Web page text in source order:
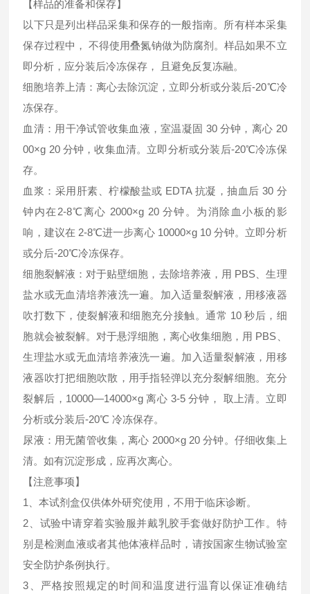
【样品的准备和保存】
以下只是列出样品采集和保存的一般指南。所有样本采集
保存过程中， 不得使用叠氮钠做为防腐剂。样品如果不立
即分析，应分装后冷冻保存， 且避免反复冻融。
细胞培养上清：离心去除沉淀，立即分析或分装后-20℃冷
冻保存。
血清：用干净试管收集血液，室温凝固 30 分钟，离心 20
00×g 20 分钟，收集血清。立即分析或分装后-20℃冷冻保
存。
血浆：采用肝素、柠檬酸盐或 EDTA 抗凝，抽血后 30 分
钟内在2-8℃离心 2000×g 20 分钟。为消除血小板的影
响，建议在 2-8℃进一步离心 10000×g 10 分钟。立即分析
或分后-20℃冷冻保存。
细胞裂解液：对于贴壁细胞，去除培养液，用 PBS、生理
盐水或无血清培养液洗一遍。加入适量裂解液，用移液器
吹打数下，使裂解液和细胞充分接触。通常 10 秒后，细
胞就会被裂解。对于悬浮细胞，离心收集细胞，用 PBS、
生理盐水或无血清培养液洗一遍。加入适量裂解液，用移
液器吹打把细胞吹散，用手指轻弹以充分裂解细胞。充分
裂解后，10000—14000×g 离心 3-5 分钟， 取上清。立即
分析或分装后-20℃ 冷冻保存。
尿液：用无菌管收集，离心 2000×g 20 分钟。仔细收集上
清。如有沉淀形成，应再次离心。
【注意事项】
1、本试剂盒仅供体外研究使用，不用于临床诊断。
2、试验中请穿着实验服并戴乳胶手套做好防护工作。特
别是检测血液或者其他体液样品时，请按国家生物试验室
安全防护条例执行。
3、严格按照规定的时间和温度进行温育以保证准确结